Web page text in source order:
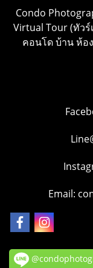
Condo
Virtual Tour (ทัว
คอนโด บ้าน ห้อ
Email: